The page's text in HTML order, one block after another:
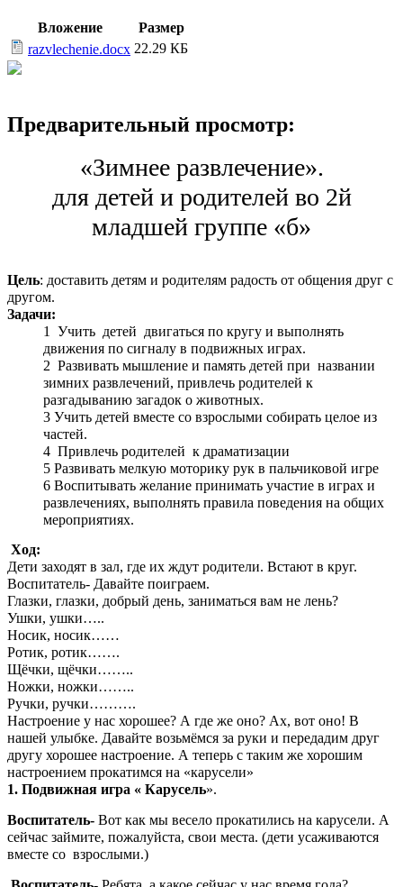
Вложение
Размер
razvlechenie.docx 22.29 КБ
Предварительный просмотр:
«Зимнее развлечение».
для детей и родителей во 2й
младшей группе «б»
Цель: доставить детям и родителям радость от общения друг с
другом.
Задачи:
1 Учить детей двигаться по кругу и выполнять
движения по сигналу в подвижных играх.
2 Развивать мышление и память детей при названии
зимних развлечений, привлечь родителей к
разгадыванию загадок о животных.
3 Учить детей вместе со взрослыми собирать целое из
частей.
4 Привлечь родителей к драматизации
5 Развивать мелкую моторику рук в пальчиковой игре
6 Воспитывать желание принимать участие в играх и
развлечениях, выполнять правила поведения на общих
мероприятиях.
Ход:
Дети заходят в зал, где их ждут родители. Встают в круг.
Воспитатель- Давайте поиграем.
Глазки, глазки, добрый день, заниматься вам не лень?
Ушки, ушки…..
Носик, носик……
Ротик, ротик…….
Щёчки, щёчки……..
Ножки, ножки……..
Ручки, ручки……….
Настроение у нас хорошее? А где же оно? Ах, вот оно! В
нашей улыбке. Давайте возьмёмся за руки и передадим друг
другу хорошее настроение. А теперь с таким же хорошим
настроением прокатимся на «карусели»
1. Подвижная игра « Карусель».
Воспитатель- Вот как мы весело прокатились на карусели. А
сейчас займите, пожалуйста, свои места. (дети усаживаются
вместе со взрослыми.)